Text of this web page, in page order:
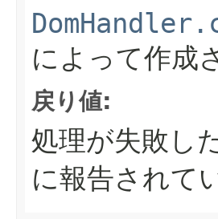
によって作成
戻り値:
処理が失敗し
に報告されて